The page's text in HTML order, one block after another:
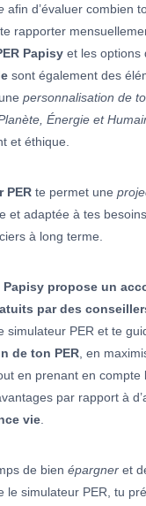
afin d’évaluer combien
rapporter
Papisy et les options
sont également des
personnalisation de
Énergie et
et éthique.
PER te permet une
et adaptée à tes
à long terme.
Papisy propose un
par des
simulateur PER et te
de ton PER , en
en prenant en compte
par rapport à
vie
de bien épargner et
le simulateur PER, tu